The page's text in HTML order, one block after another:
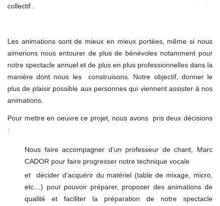
collectif .
Les animations sont de mieux en mieux portées, même si nous
aimerions nous entourer de plus de bénévoles notamment pour
notre spectacle annuel et de plus en plus professionnelles dans la
manière dont nous les construisons. Notre objectif, donner le
plus de plaisir possible aux personnes qui viennent assister à nos
animations.
Pour mettre en oeuvre ce projet, nous avons pris deux décisions
:
Nous faire accompagner d’un professeur de chant, Marc
CADOR pour faire progresser notre technique vocale
et décider d’acquérir du matériel (table de mixage, micro,
etc…) pour pouvoir préparer, proposer des animations de
qualité et faciliter la préparation de notre spectacle